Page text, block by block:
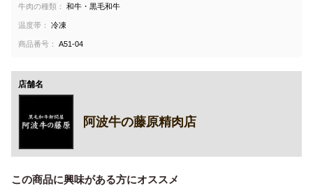
牛肉の種類： 和牛・黒毛和牛
温度帯： 冷凍
商品番号： A51-04
店舗名
阿波牛の藤原精肉店
この商品に興味がある方にオススメ